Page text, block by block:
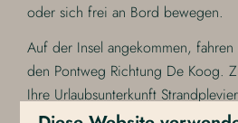
oder sich frei an Bord bewegen.
Auf der Insel angekommen,
den Pontweg Richtung De Koog.
Ihre Urlaubsunterkunft
Auto überdacht und kostenlos